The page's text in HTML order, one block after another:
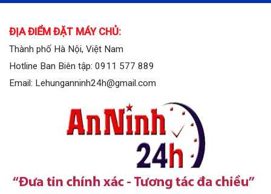
ĐỊA ĐIỂM ĐẶT MÁY CHỦ:
Thành phố Hà Nội, Việt Nam
Hotline Ban Biên tập: 0911 577 889
Email: Lehunganninh24h@gmail.com